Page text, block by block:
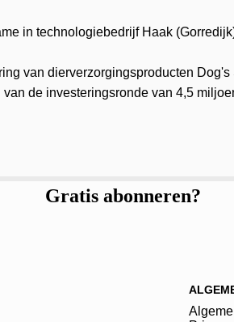
in technologiebedrijf Haak
van dierverzorgingsproducten
van de investeringsronde van 4,5
Gratis abonneren?